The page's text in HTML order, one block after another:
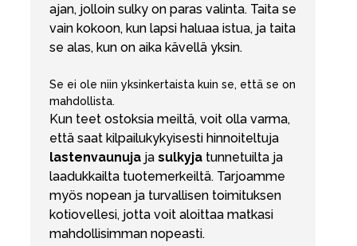
ajan, jolloin sulky on paras valinta. Taita se
vain kokoon, kun lapsi haluaa istua, ja taita
se alas, kun on aika kävellä yksin.
Se ei ole niin yksinkertaista kuin se, että se on
mahdollista.
Kun teet ostoksia meiltä, voit olla varma,
että saat kilpailukykyisesti hinnoiteltuja
lastenvaunuja ja sulkyja tunnetuilta ja
laadukkailta tuotemerkeiltä. Tarjoamme
myös nopean ja turvallisen toimituksen
kotiovellesi, jotta voit aloittaa matkasi
mahdollisimman nopeasti.